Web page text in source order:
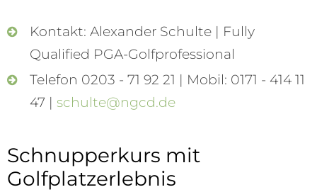
Kontakt: Alexander Schulte | Fully
Qualified PGA-Golfprofessional
Telefon 0203 - 71 92 21 | Mobil: 0171 - 414 11
47 | schulte@ngcd.de
Schnupperkurs mit
Golfplatzerlebnis